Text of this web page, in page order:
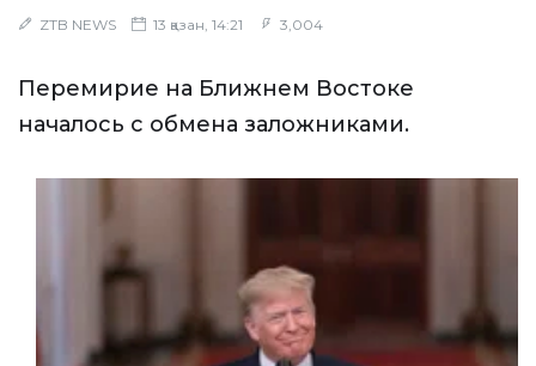
ZTB NEWS 13 қазан, 14:21 3,004
Перемирие на Ближнем Востоке
началось с обмена заложниками.